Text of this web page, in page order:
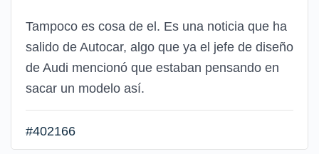
Tampoco es cosa de el. Es una noticia que ha
salido de Autocar, algo que ya el jefe de diseño
de Audi mencionó que estaban pensando en
sacar un modelo así.
#402166